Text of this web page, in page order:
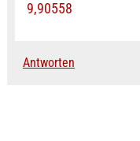
9,90558
Antworten